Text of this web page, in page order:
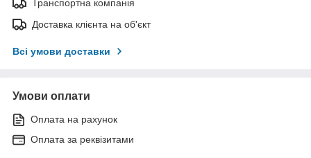
Транспортна компанія
Доставка клієнта на об'єкт
Всі умови доставки
Умови оплати
Оплата на рахунок
Оплата за реквізитами